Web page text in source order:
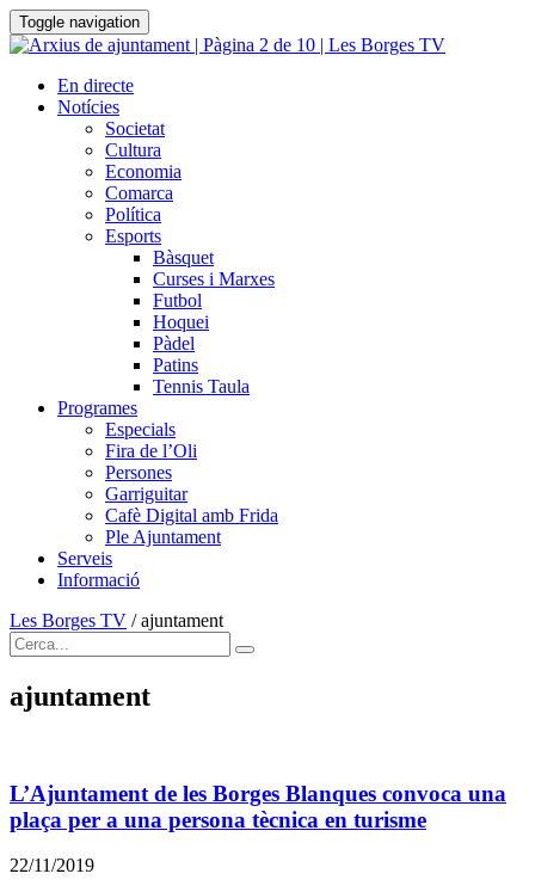
Toggle navigation
En directe
Notícies
Societat
Cultura
Economia
Comarca
Política
Esports
Bàsquet
Curses i Marxes
Futbol
Hoquei
Pàdel
Patins
Tennis Taula
Programes
Especials
Fira de l’Oli
Persones
Garriguitar
Cafè Digital amb Frida
Ple Ajuntament
Serveis
Informació
Les Borges TV /ajuntament
ajuntament
L’Ajuntament de les Borges Blanques convoca una
plaça per a una persona tècnica en turisme
22/11/2019